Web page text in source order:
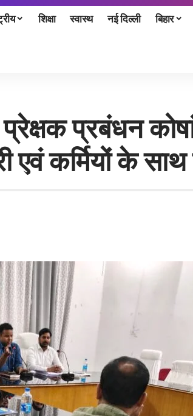
शिक्षा स्वास्थ नई दिल्ली बिहार
प्रबंधन
एवं कर्मियों के